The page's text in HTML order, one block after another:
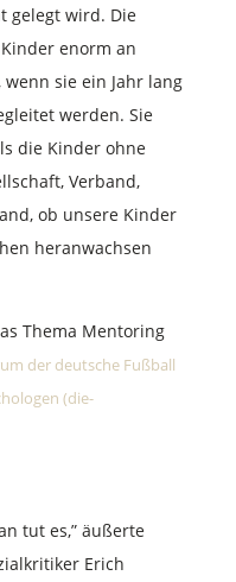
gelegt wird. Die
enorm an
sie ein Jahr lang
werden. Sie
die Kinder ohne
Verband,
ob unsere Kinder
heranwachsen
Thema Mentoring
der deutsche Fußball
(die-
tut es,” äußerte
Erich